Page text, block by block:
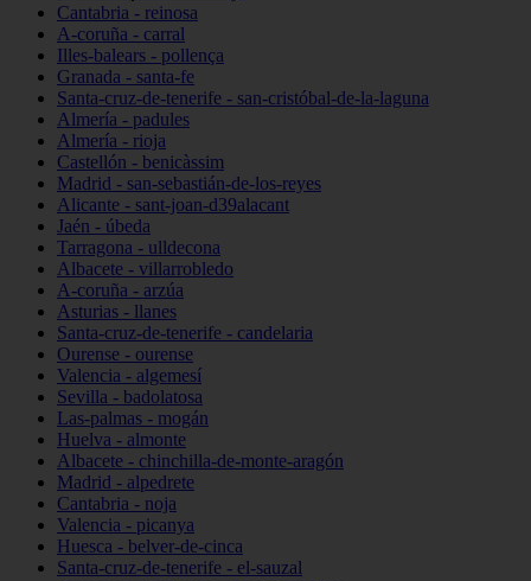
Cantabria - reinosa
A-coruña - carral
Illes-balears - pollença
Granada - santa-fe
Santa-cruz-de-tenerife - san-cristóbal-de-la-laguna
Almería - padules
Almería - rioja
Castellón - benicàssim
Madrid - san-sebastián-de-los-reyes
Alicante - sant-joan-d39alacant
Jaén - úbeda
Tarragona - ulldecona
Albacete - villarrobledo
A-coruña - arzúa
Asturias - llanes
Santa-cruz-de-tenerife - candelaria
Ourense - ourense
Valencia - algemesí
Sevilla - badolatosa
Las-palmas - mogán
Huelva - almonte
Albacete - chinchilla-de-monte-aragón
Madrid - alpedrete
Cantabria - noja
Valencia - picanya
Huesca - belver-de-cinca
Santa-cruz-de-tenerife - el-sauzal